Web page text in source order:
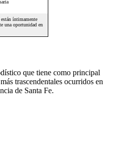
que tiene como principal
trascendentales ocurridos en
de Santa Fe.